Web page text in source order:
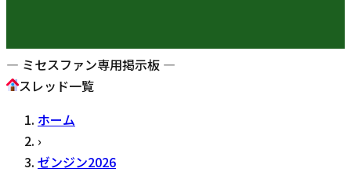
— ミセスファン専用掲示板 —
スレッド一覧
ホーム
›
ゼンジン2026